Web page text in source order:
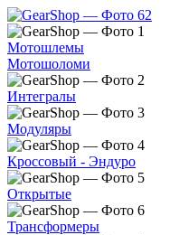
Мотошлемы
Мотошоломи
Интегралы
Модуляры
Кроссовый - Эндуро
Открытые
Трансформеры